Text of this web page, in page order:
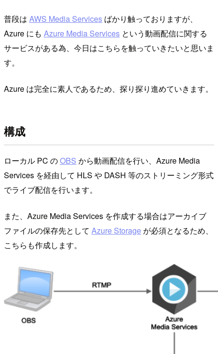
普段は AWS Media Services ばかり触っておりますが、
Azure にも Azure Media Services という動画配信に関する
サービスがある為、今日はこちらを触っていきたいと思いま
す。
Azure は完全に素人であるため、探り探り進めていきます。
構成
ローカル PC のOBS から動画配信を行い、Azure Media
Services を経由して HLS や DASH 等のストリーミング形式
でライブ配信を行います。
また、Azure Media Services を作成する場合はアーカイブ
ファイルの保存先として Azure Storage が必須となるため、
こちらも作成します。